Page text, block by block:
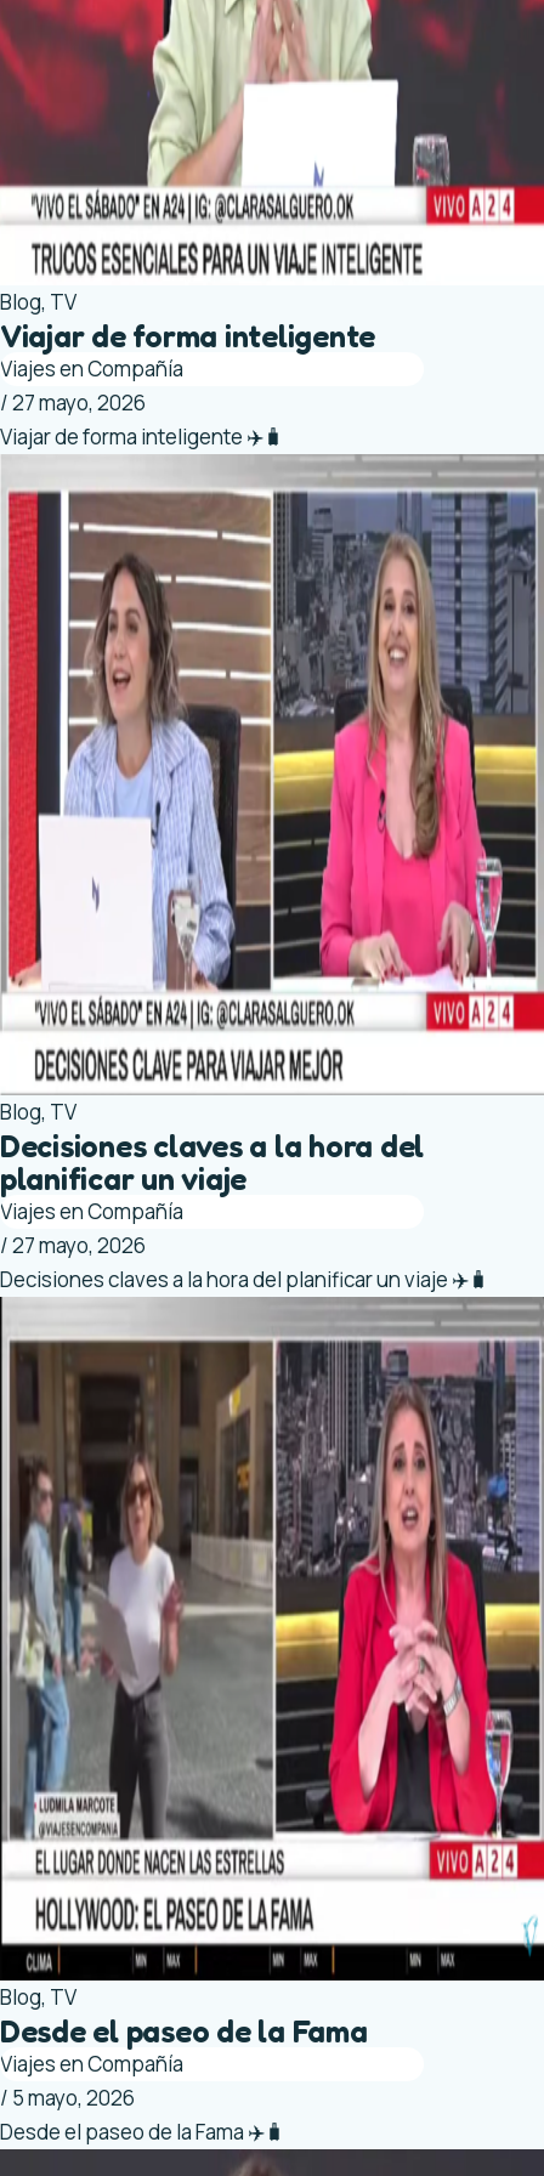
Blog, TV
Viajar de forma inteligente
Viajes en Compañía
/27 mayo, 2026
Viajar de forma inteligente ✈️🧳
Blog, TV
Decisiones claves a la hora del
planificar un viaje
Viajes en Compañía
/27 mayo, 2026
Decisiones claves a la hora del planificar un viaje ✈️🧳
Blog, TV
Desde el paseo de la Fama
Viajes en Compañía
/ 5 mayo, 2026
Desde el paseo de la Fama ✈️🧳